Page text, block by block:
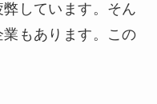
しています。そん
もあります。この